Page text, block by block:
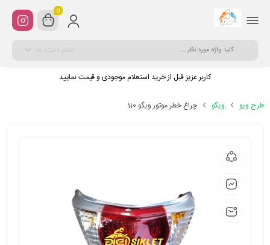
0
کاربر عزیز قبل از خرید استعلام موجودی و قیمت نمایید
طرح ویو ویگو چراغ خطر موتور ویگو 110